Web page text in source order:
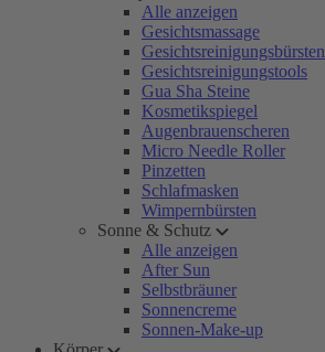
Alle anzeigen
Gesichtsmassage
Gesichtsreinigungsbürsten
Gesichtsreinigungstools
Gua Sha Steine
Kosmetikspiegel
Augenbrauenscheren
Micro Needle Roller
Pinzetten
Schlafmasken
Wimpernbürsten
Sonne & Schutz
Alle anzeigen
After Sun
Selbstbräuner
Sonnencreme
Sonnen-Make-up